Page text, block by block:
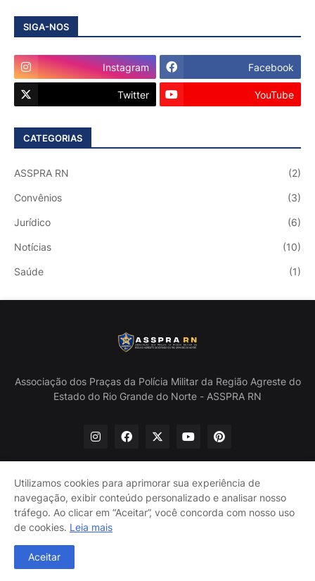
SIGA-NOS
Instagram Facebook
Twitter YouTube
CATEGORIAS
ASSPRA RN (2)
Convênios (3)
Jurídico (6)
Notícias (10)
Saúde (1)
Associação dos Praças da Polícia Militar da Região Agreste do
Estado do Rio Grande do Norte - ASSPRA RN
@ASSPRA RN Todos os direitos reservados. Design por
Início Quem Somos
Política de Privacidade
Contate-nos
Utilizamos cookies para aprimorar sua experiência de
navegação, exibir conteúdo personalizado e analisar nosso
tráfego. Ao clicar em “Aceitar”, você concorda com nosso uso
de cookies. Leia mais
Aceitar